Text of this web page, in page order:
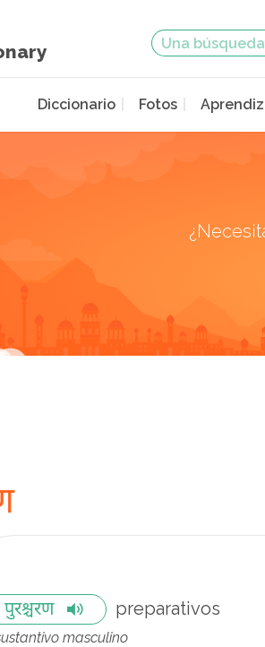
Diccionario Fotos
पुरश्चरण preparativos
masculino